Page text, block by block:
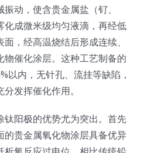
动，使含贵金属盐（钌、
成微米级均匀液滴，再经低
，经高温烧结后形成连续、
催化涂层。这种工艺制备的
以内，无针孔、流挂等缺陷，
发挥催化作用。
阳极的优势尤为突出。首先
的贵金属氧化物涂层具备优异